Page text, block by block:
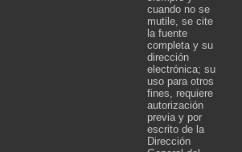
cuando no se
mutile, se cite
la fuente
completa y su
dirección
electrónica; su
uso para otros
fines, requiere
autorización
previa y por
escrito de la
Dirección